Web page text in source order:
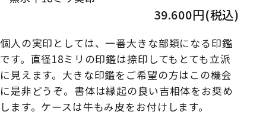
39.600円(税込)
個人の実印としては、一番大きな部類になる印鑑
です。直径18ミリの印鑑は捺印してもとても立派
に見えます。大きな印鑑をご希望の方はこの機会
に是非どうぞ。書体は縁起の良い吉相体をお奨め
します。ケースは牛もみ皮をお付けします。